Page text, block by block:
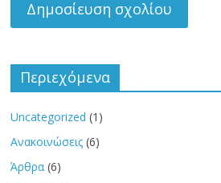
Περιεχόμενα
Uncategorized (1)
Ανακοινώσεις (6)
Άρθρα (6)